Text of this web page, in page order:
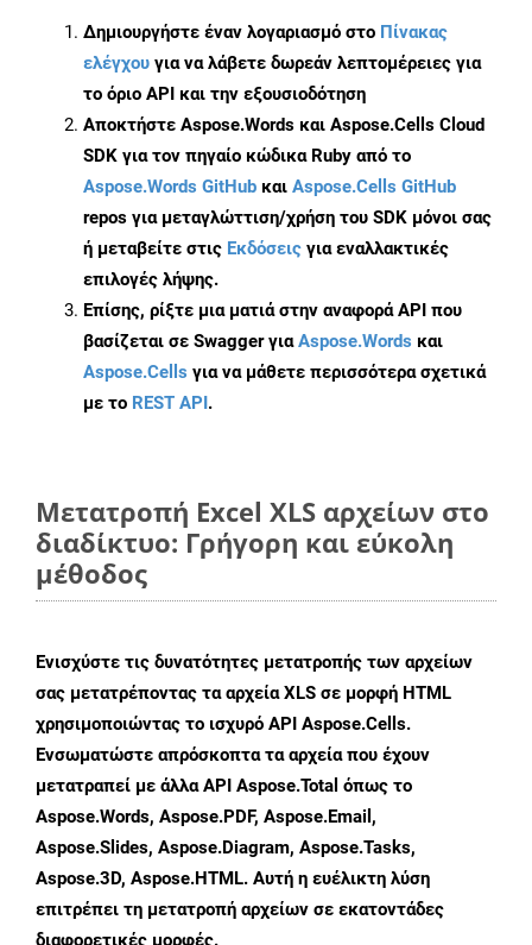
Δημιουργήστε έναν λογαριασμό στο Πίνακας
ελέγχου για να λάβετε δωρεάν λεπτομέρειες για
το όριο API και την εξουσιοδότηση
Αποκτήστε Aspose.Words και Aspose.Cells Cloud
SDK για τον πηγαίο κώδικα Ruby από το
Aspose.Words GitHub και Aspose.Cells GitHub
repos για μεταγλώττιση/χρήση του SDK μόνοι σας
ή μεταβείτε στις Εκδόσεις για εναλλακτικές
επιλογές λήψης.
Επίσης, ρίξτε μια ματιά στην αναφορά API που
βασίζεται σε Swagger γιαAspose.Words και
Aspose.Cells για να μάθετε περισσότερα σχετικά
με το REST API.
Μετατροπή Excel XLS αρχείων στο
διαδίκτυο: Γρήγορη και εύκολη
μέθοδος
Ενισχύστε τις δυνατότητες μετατροπής των αρχείων
σας μετατρέποντας τα αρχεία XLS σε μορφή HTML
χρησιμοποιώντας το ισχυρό API Aspose.Cells.
Ενσωματώστε απρόσκοπτα τα αρχεία που έχουν
μετατραπεί με άλλα API Aspose.Total όπως το
Aspose.Words, Aspose.PDF, Aspose.Email,
Aspose.Slides, Aspose.Diagram, Aspose.Tasks,
Aspose.3D, Aspose.HTML. Αυτή η ευέλικτη λύση
επιτρέπει τη μετατροπή αρχείων σε εκατοντάδες
διαφορετικές μορφές.